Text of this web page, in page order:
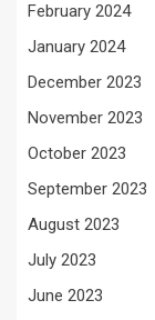
February 2024
January 2024
December 2023
November 2023
October 2023
September 2023
August 2023
July 2023
June 2023